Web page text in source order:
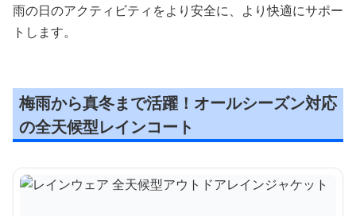
雨の日のアクティビティをより安全に、より快適にサポー
トします。
梅雨から真冬まで活躍！オールシーズン対応
の全天候型レインコート